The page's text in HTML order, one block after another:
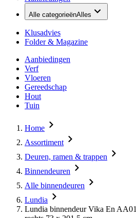
Alle categorieënAlles
Klusadvies
Folder & Magazine
Aanbiedingen
Verf
Vloeren
Gereedschap
Hout
Tuin
Home
Assortiment
Deuren, ramen & trappen
Binnendeuren
Alle binnendeuren
Lundia
Lundia binnendeur Vika En